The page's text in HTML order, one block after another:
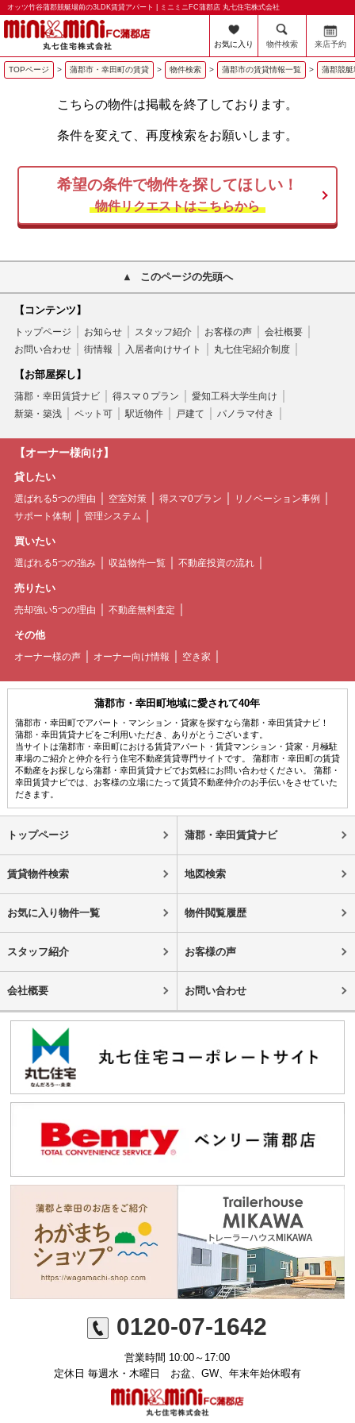
オッツ竹谷蒲郡競艇場前の3LDK賃貸アパート | ミニミニFC蒲郡店 丸七住宅株式会社
お気に入り 物件検索 来店予約
TOPページ > 蒲郡市・幸田町の賃貸 > 物件検索 > 蒲郡市の賃貸情報一覧 > 蒲郡競
こちらの物件は掲載を終了しております。
条件を変えて、再度検索をお願いします。
希望の条件で物件を探してほしい！
物件リクエストはこちらから
このページの先頭へ
【コンテンツ】
トップページ お知らせ スタッフ紹介 お客様の声
会社概要
お問い合わせ
街情報 入居者向けサイト 丸七住宅紹介制度
【お部屋探し】
蒲郡・幸田賃貸ナビ 得スマ０プラン
愛知工科大学生向け
新築・築浅
ペット可 駅近物件 戸建て パノラマ付き
【オーナー様向け】
貸したい
選ばれる5つの理由 空室対策 得スマ0プラン
リノベーション事例
サポート体制
管理システム
買いたい
選ばれる5つの強み 収益物件一覧 不動産投資の流れ
売りたい
売却強い5つの理由 不動産無料査定
その他
オーナー様の声 オーナー向け情報 空き家
蒲郡市・幸田町地域に愛されて40年
蒲郡市・幸田町でアパート・マンション・貸家を探すなら蒲郡・幸田賃貸ナビ！
蒲郡・幸田賃貸ナビをご利用いただき、ありがとうございます。
当サイトは蒲郡市・幸田町における賃貸アパート・賃貸マンション・貸家・月極駐
車場のご紹介と仲介を行う住宅不動産賃貸専門サイトです。 蒲郡市・幸田町の賃貸
不動産をお探しなら蒲郡・幸田賃貸ナビでお気軽にお問い合わせください。 蒲郡・
幸田賃貸ナビでは、お客様の立場にたって賃貸不動産仲介のお手伝いをさせていた
だきます。
トップページ 蒲郡・幸田賃貸ナビ
賃貸物件検索 地図検索
お気に入り物件一覧 物件閲覧履歴
スタッフ紹介 お客様の声
会社概要 お問い合わせ
0120-07-1642
営業時間 10:00～17:00
定休日 毎週水・木曜日 お盆、GW、年末年始休暇有